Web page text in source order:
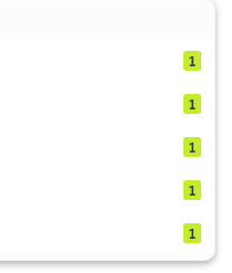
1
1
1
1
1